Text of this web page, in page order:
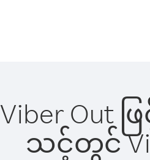
Viber Out
သင့်တွင်